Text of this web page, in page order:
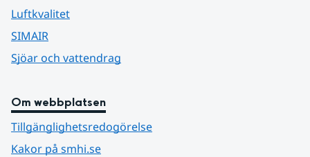
Luftkvalitet
SIMAIR
Sjöar och vattendrag
Om webbplatsen
Tillgänglighetsredogörelse
Kakor på smhi.se